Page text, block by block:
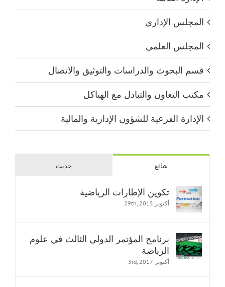
المجلس الإداري
المجلس العلمي
قسم البحوث والدراسات والتوثيق والاتصال
مكتب التعاون والتبادل مع الهياكل
الإدارة الفرعية للشؤون الإدارية والمالية
شائع حديث
تكوين الإطارات الرياضية
أكتوبر 29th, 2015
برنامج المؤتمر الدولي الثالث في علوم
الرياضة
أكتوبر 3rd, 2017